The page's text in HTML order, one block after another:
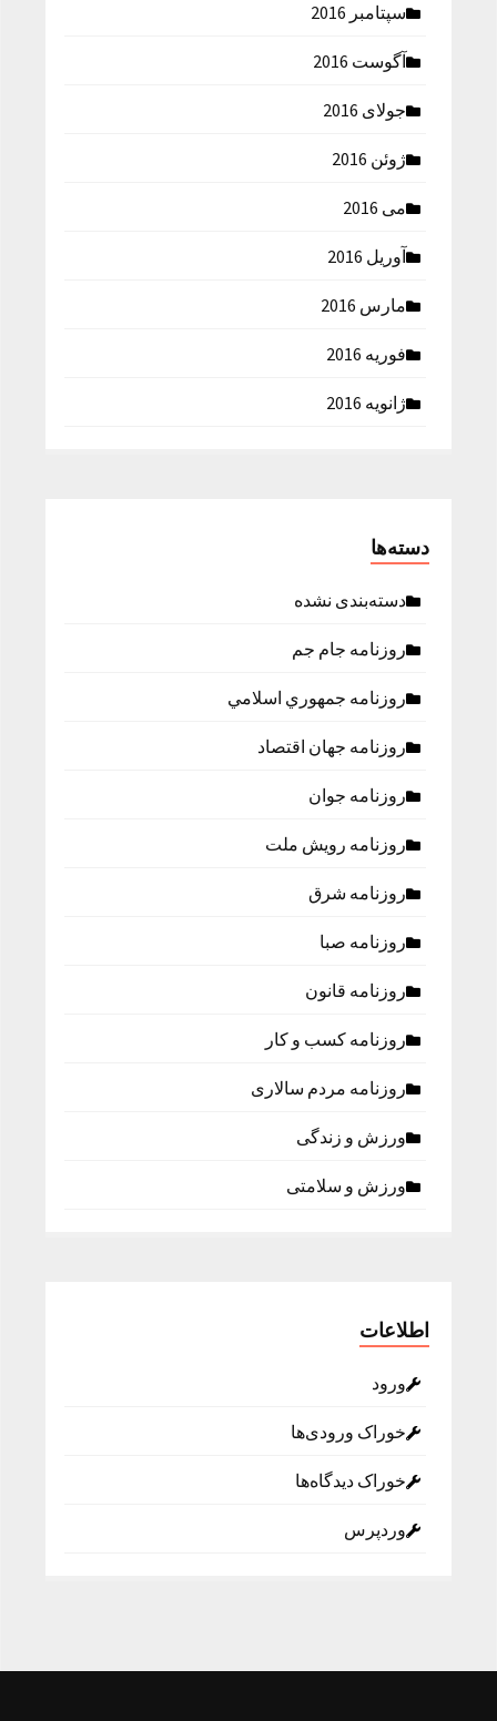
سپتامبر 2016
آگوست 2016
جولای 2016
ژوئن 2016
می 2016
آوریل 2016
مارس 2016
فوریه 2016
ژانویه 2016
دسته‌ها
دسته‌بندی نشده
روزنامه جام جم
روزنامه جمهوري اسلامي
روزنامه جهان اقتصاد
روزنامه جوان
روزنامه رویش ملت
روزنامه شرق
روزنامه صبا
روزنامه قانون
روزنامه كسب و كار
روزنامه مردم سالاری
ورزش و زندگی
ورزش و سلامتی
اطلاعات
ورود
خوراک ورودی‌ها
خوراک دیدگاه‌ها
وردپرس